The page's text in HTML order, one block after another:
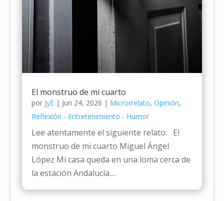
El monstruo de mi cuarto
por JyE| Jun 24, 2026 | Microrrelato, Opinión,
Reflexión - Entretenimiento - Humor
Lee atentamente el siguiente relato: El
monstruo de mi cuarto Miguel Ángel
López Mi casa queda en una loma cerca de
la estación Andalucía....